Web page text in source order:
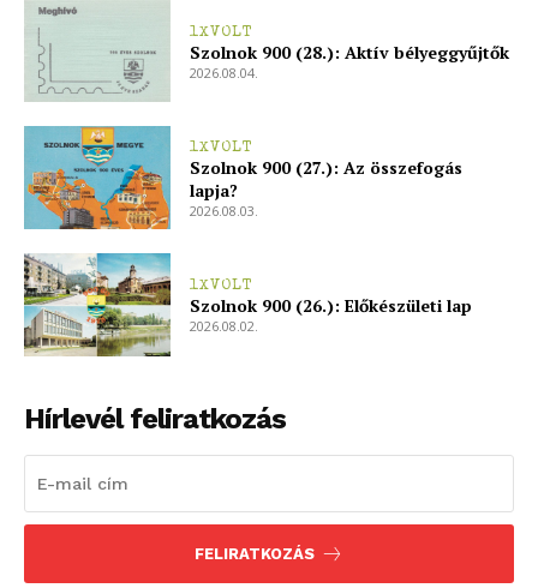
1XVOLT
Szolnok 900 (28.): Aktív bélyeggyűjtők
2026.08.04.
1XVOLT
Szolnok 900 (27.): Az összefogás
lapja?
2026.08.03.
1XVOLT
Szolnok 900 (26.): Előkészületi lap
2026.08.02.
Hírlevél feliratkozás
FELIRATKOZÁS